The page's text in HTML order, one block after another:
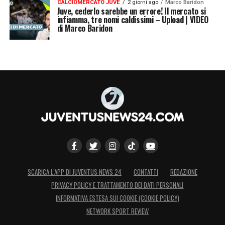
CALCIOMERCATO JUVE 2 giorni ago Marco Baridon
Juve, cederlo sarebbe un errore! Il mercato si
infiamma, tre nomi caldissimi – Upload | VIDEO
di Marco Baridon
SCARICA L’APP DI JUVENTUS NEWS 24 CONTATTI
REDAZIONE
PRIVACY POLICY E TRATTAMENTO DEI DATI PERSONALI
INFORMATIVA ESTESA SUI COOKIE (COOKIE POLICY)
NETWORK SPORT REVIEW